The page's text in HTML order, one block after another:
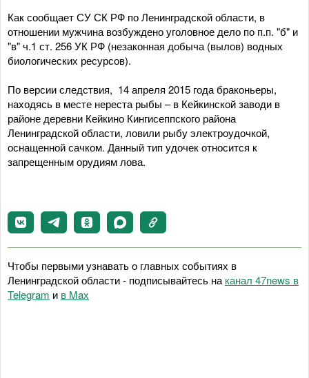
Как сообщает СУ СК РФ по Ленинградской области, в
отношении мужчина возбуждено уголовное дело по п.п. "б" и
"в" ч.1 ст. 256 УК РФ (незаконная добыча (вылов) водных
биологических ресурсов).
По версии следствия, 14 апреля 2015 года браконьеры,
находясь в месте нереста рыбы – в Кейкинской заводи в
районе деревни Кейкино Кингисеппского района
Ленинградской области, ловили рыбу электроудочкой,
оснащенной сачком. Данный тип удочек относится к
запрещенным орудиям лова.
Чтобы первыми узнавать о главных событиях в
Ленинградской области - подписывайтесь на канал 47news в
Telegram и в Maх